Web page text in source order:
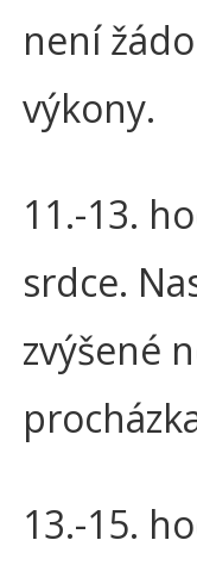
není
výkony.
11.-13.
srdce.
zvýšené
13.-15.